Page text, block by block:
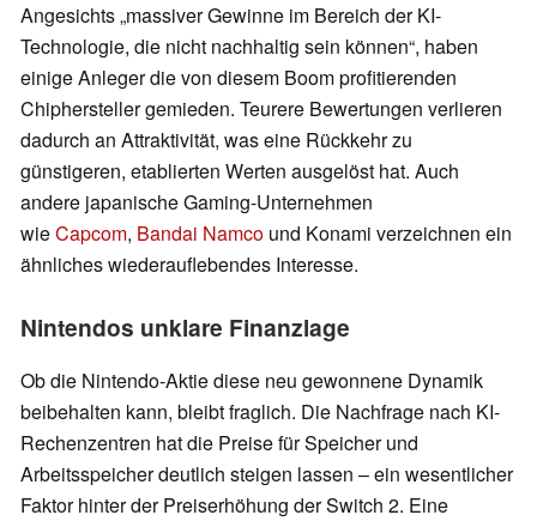
Angesichts „massiver Gewinne im Bereich der KI-
Technologie, die nicht nachhaltig sein können“, haben
einige Anleger die von diesem Boom profitierenden
Chiphersteller gemieden. Teurere Bewertungen verlieren
dadurch an Attraktivität, was eine Rückkehr zu
günstigeren, etablierten Werten ausgelöst hat. Auch
andere japanische Gaming-Unternehmen
wieCapcom, Bandai Namco und Konami verzeichnen ein
ähnliches wiederauflebendes Interesse.
Nintendos unklare Finanzlage
Ob die Nintendo-Aktie diese neu gewonnene Dynamik
beibehalten kann, bleibt fraglich. Die Nachfrage nach KI-
Rechenzentren hat die Preise für Speicher und
Arbeitsspeicher deutlich steigen lassen – ein wesentlicher
Faktor hinter der Preiserhöhung der Switch 2. Eine